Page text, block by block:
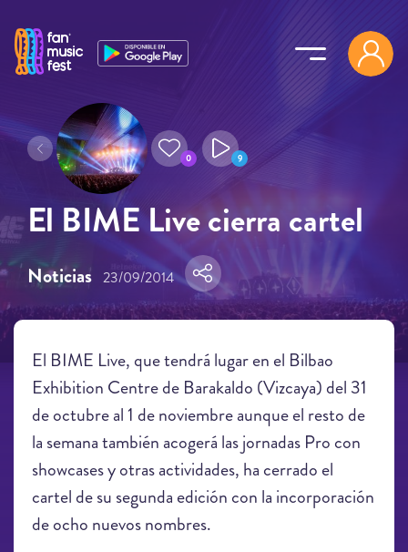
0 9
Noticias 23/09/2014
El BIME Live cierra cartel
El BIME Live, que tendrá lugar en el Bilbao
Exhibition Centre de Barakaldo (Vizcaya) del 31
de octubre al 1 de noviembre aunque el resto de
la semana también acogerá las jornadas Pro con
showcases y otras actividades, ha cerrado el
cartel de su segunda edición con la incorporación
de ocho nuevos nombres.